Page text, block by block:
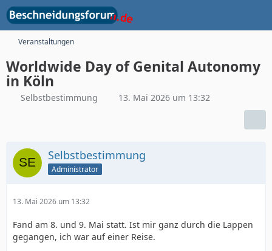
Veranstaltungen
Worldwide Day of Genital Autonomy
in Köln
Selbstbestimmung 13. Mai 2026 um 13:32
Selbstbestimmung
Administrator
13. Mai 2026 um 13:32
Fand am 8. und 9. Mai statt. Ist mir ganz durch die Lappen
gegangen, ich war auf einer Reise.